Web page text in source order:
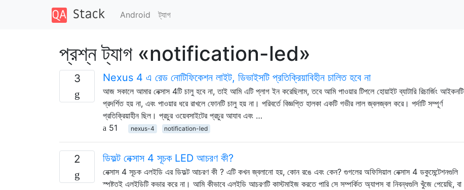
Android ট্যাগ
প্রশ্ন ট্যাগ «notification-led»
3 Nexus 4 এ রেড নোটিফিকেশন লাইট, ডিভাইসটি প্রতিক্রিয়াবিহীন চালিত হবে না
আজ সকালে আমার নেক্সাস 4টি চালু হবে না, তাই আমি এটি প্লাগ ইন করেছিলাম, তবে আমি পাওয়ার টিপলে হোয়াইট ব্যাটারি রিচার্জিং আইকনটি
প্রদর্শিত হয় না, এবং পাওয়ার ধরে রাখলে ফোনটি চালু হয় না। পরিবর্তে বিজ্ঞপ্তি হালকা একটি গভীর লাল জ্বলজ্বল করে। পর্দাটি সম্পূর্ণ
প্রতিক্রিয়াহীন ছিল। প্রচুর ওয়েবসাইটের প্রচুর আযাব এবং …
51
nexus-4 notification-led
2 ডিফল্ট নেক্সাস 4 সূচক LED আচরণ কী?
নেক্সাস 4 সূচক এলইডি এর ডিফল্ট আচরণ কী ? এটি কখন জ্বলানো হয়, কোন রঙে এবং কেন? গুগলের অফিসিয়াল নেক্সাস 4 ডকুমেন্টেশনগুলি
স্পষ্টতই এলইডিটি কভার করে না। আমি কীভাবে এলইডি আচরণটি কাস্টমাইজ করতে পারি সে সম্পর্কিত অ্যাপস বা নিবন্ধগুলি খুঁজে পেয়েছি, বা